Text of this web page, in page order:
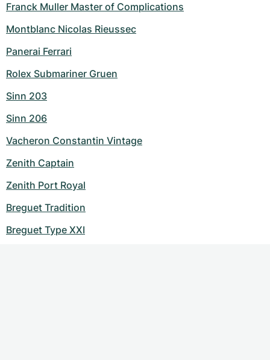
Franck Muller Master of Complications
Montblanc Nicolas Rieussec
Panerai Ferrari
Rolex Submariner Gruen
Sinn 203
Sinn 206
Vacheron Constantin Vintage
Zenith Captain
Zenith Port Royal
Breguet Tradition
Breguet Type XXI